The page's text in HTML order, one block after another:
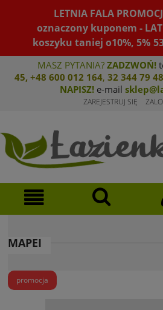
LETNIA FALA
oznaczony kuponem -
koszyku taniej o10%, 5%
MASZ PYTANIA? ZADZWOŃ!
45, +48 600 012 164, 32 344 79 48
NAPISZ! e-mail
ZAREJESTRUJ SIĘ
MAPEI
promocja